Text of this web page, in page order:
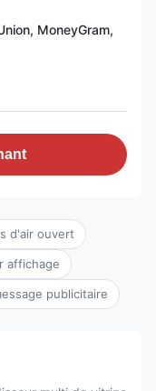
MoneyGram,
d'air ouvert
affichage
publicitaire